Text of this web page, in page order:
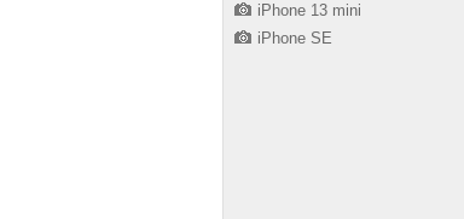
iPhone 13 mini
iPhone SE